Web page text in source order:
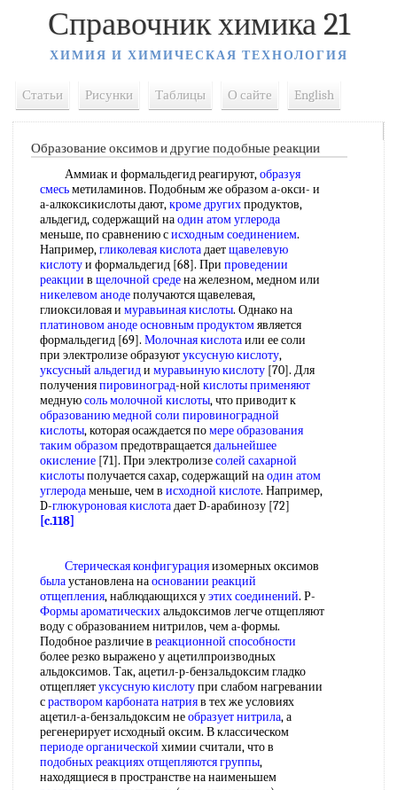
Справочник химика 21
ХИМИЯ И ХИМИЧЕСКАЯ ТЕХНОЛОГИЯ
Статьи Рисунки Таблицы О сайте English
Образование оксимов и другие подобные реакции
Аммиак и формальдегид реагируют,образуя
смесьметиламинов. Подобным же образом а-окси- и
а-алкоксикислоты дают,кроме другихпродуктов,
альдегид, содержащий наодин атом углерода
меньше, по сравнению сисходным соединением.
Например,гликолевая кислотадаетщавелевую
кислотуи формальдегид [68]. При проведении
реакции в щелочной средена железном, медном или
никелевом анодеполучаются щавелевая,
глиоксиловая и муравьиная кислоты. Однако на
платиновом анодеосновным продуктомявляется
формальдегид [69]. Молочная кислотаили ее соли
при электролизе образуютуксусную кислоту,
уксусный альдегиди муравьиную кислоту [70]. Для
полученияпировиноград-ной кислоты применяют
меднуюсоль молочной кислоты, что приводит к
образованию медной соли пировиноградной
кислоты, которая осаждается помере образования
таким образомпредотвращаетсядальнейшее
окисление [71]. При электролизесолей сахарной
кислотыполучается сахар, содержащий наодин атом
углеродаменьше, чем в исходной кислоте. Например,
D-глюкуроновая кислотадает D-арабинозу [72]
[c.118]
Стерическая конфигурацияизомерных оксимов
былаустановлена наосновании реакций
отщепления, наблюдающихся уэтих соединений. Р-
Формы ароматическихальдоксимов легче отщепляют
воду с образованием нитрилов, чем а-формы.
Подобное различие в реакционной способности
более резко выражено у ацетилпроизводных
альдоксимов. Так, ацетил-р-бензальдоксим гладко
отщепляетуксусную кислотупри слабом нагревании
сраствором карбоната натрияв тех же условиях
ацетил-а-бензальдоксим необразует нитрила, а
регенерирует исходный оксим. В классическом
периоде органической химии считали, что в
подобных реакцияхотщепляются группы,
находящиеся в пространстве на наименьшем